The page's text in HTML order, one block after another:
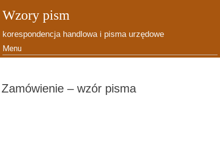
Wzory pism
korespondencja handlowa i pisma urzędowe
Menu
Skip to content
Zamówienie – wzór pisma